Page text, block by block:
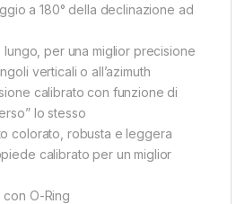
a 180° della declinazione ad
lungo, per una miglior precisione
verticali o all’azimuth
calibrato con funzione di
lo stesso
colorato, robusta e leggera
calibrato per un miglior
con O-Ring